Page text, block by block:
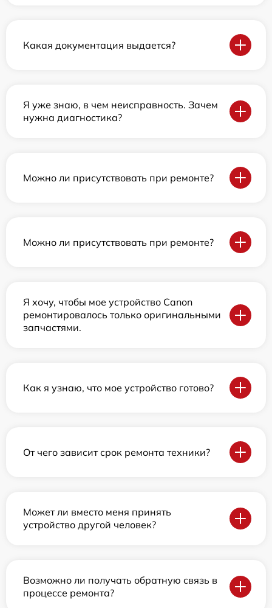
Какая документация выдается?
Я уже знаю, в чем неисправность. Зачем
нужна диагностика?
Можно ли присутствовать при ремонте?
Можно ли присутствовать при ремонте?
Я хочу, чтобы мое устройство Canon
ремонтировалось только оригинальными
запчастями.
Как я узнаю, что мое устройство готово?
От чего зависит срок ремонта техники?
Может ли вместо меня принять
устройство другой человек?
Возможно ли получать обратную связь в
процессе ремонта?